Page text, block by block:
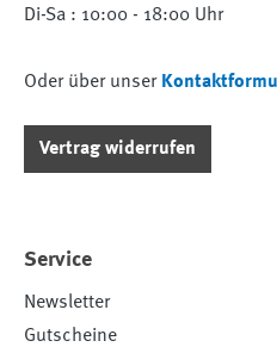
Di-Sa : 10:00 - 18:00 Uhr
Oder über unser
Vertrag widerrufen
Service
Newsletter
Gutscheine